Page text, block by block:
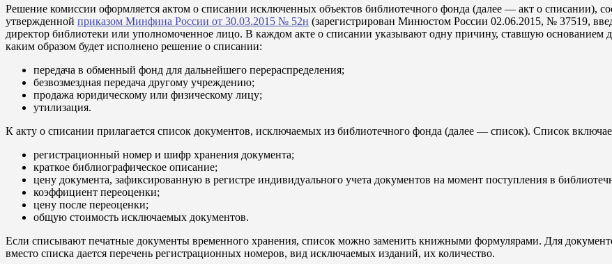
Решение комиссии оформляется актом о списании исключенных объектов библиотечного фонда (далее — акт о списании),
утвержденной приказом Минфина России от 30.03.2015 № 52н (зарегистрирован Минюстом России 02.06.2015, № 37519,
директор библиотеки или уполномоченное лицо. В каждом акте о списании указывают одну причину, ставшую основанием
каким образом будет исполнено решение о списании:
передача в обменный фонд для дальнейшего перераспределения;
безвозмездная передача другому учреждению;
продажа юридическому или физическому лицу;
утилизация.
К акту о списании прилагается список документов, исключаемых из библиотечного фонда (далее — список). Список
регистрационный номер и шифр хранения документа;
краткое библиографическое описание;
цену документа, зафиксированную в регистре индивидуального учета документов на момент поступления в
коэффициент переоценки;
цену после переоценки;
общую стоимость исключаемых документов.
Если списывают печатные документы временного хранения, список можно заменить книжными формулярами. Для
вместо списка дается перечень регистрационных номеров, вид исключаемых изданий, их количество.